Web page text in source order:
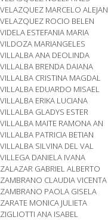
VELAZQUEZ MARCELO ALEJAN
VELAZQUEZ ROCIO BELEN
VIDELA ESTEFANIA MARIA
VILDOZA MARIANGELES
VILLALBA ANA DEOLINDA
VILLALBA BRENDA DAIANA
VILLALBA CRISTINA MAGDAL
VILLALBA EDUARDO MISAEL
VILLALBA ERIKA LUCIANA
VILLALBA GLADYS ESTER
VILLALBA MAITE RAMONA AN
VILLALBA PATRICIA BETIAN
VILLALBA SILVINA DEL VAL
VILLEGA DANIELA IVANA
ZALAZAR GABRIEL ALBERTO
ZAMBRANO CLAUDIA VICENTA
ZAMBRANO PAOLA GISELA
ZARATE MONICA JULIETA
ZIGLIOTTI ANA ISABEL